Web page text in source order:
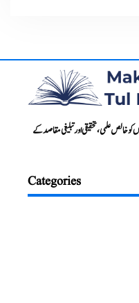
خالص علمی، تحقیقی اور تبلیغی مقاصد کے
Categories